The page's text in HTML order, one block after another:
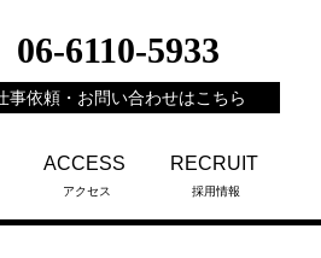
06-6110-5933
事依頼・お問い合わせはこちら
ACCESS
アクセス
RECRUIT
採用情報